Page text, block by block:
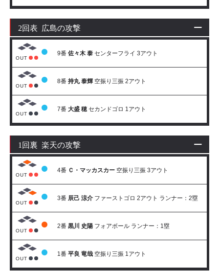
2回表 広島の攻撃
OUT
9番 佐々木 泰 センターフライ 3アウト
OUT
8番 持丸 泰輝 空振り三振 2アウト
OUT
7番 大盛 穂 セカンドゴロ 1アウト
1回裏 楽天の攻撃
OUT
4番 Ｃ・マッカスカー 空振り三振 3アウト
OUT
3番 辰己 涼介 ファーストゴロ 2アウト ランナー：2塁
OUT
2番 黒川 史陽 フォアボール ランナー：1塁
OUT
1番 平良 竜哉 空振り三振 1アウト